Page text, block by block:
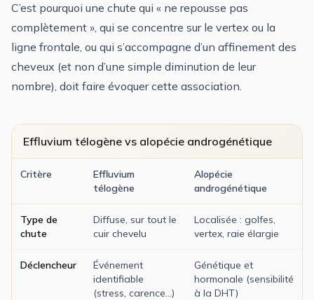
C’est pourquoi une chute qui « ne repousse pas
complètement », qui se concentre sur le vertex ou la
ligne frontale, ou qui s’accompagne d’un affinement des
cheveux (et non d’une simple diminution de leur
nombre), doit faire évoquer cette association.
Effluvium télogène vs alopécie androgénétique
Critère
Effluvium
télogène
Alopécie
androgénétique
Type de
chute
Diffuse, sur tout le
cuir chevelu
Localisée : golfes,
vertex, raie élargie
Déclencheur
Événement
identifiable
(stress, carence…)
Génétique et
hormonale (sensibilité
à la DHT)